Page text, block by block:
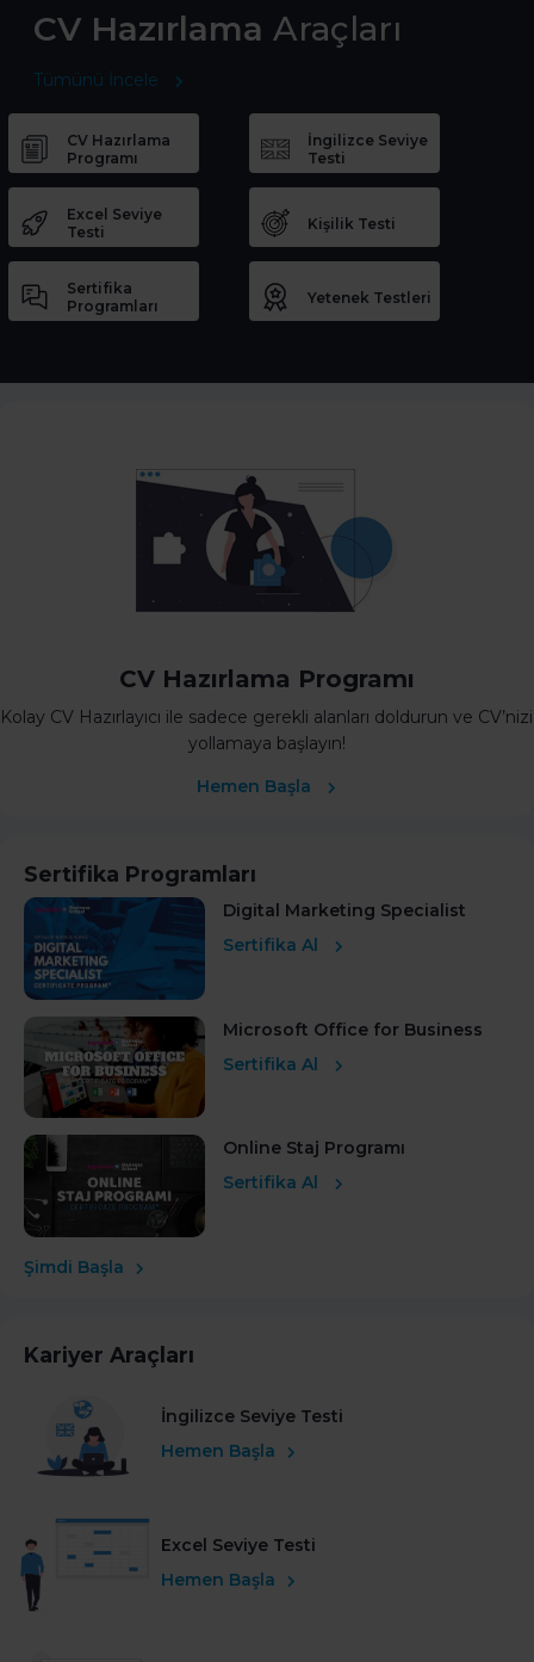
CV Hazırlama Araçları
Tümünü İncele
CV Hazırlama
Programı
İngilizce Seviye
Testi
Excel Seviye
Testi
Kişilik Testi
Sertifika
Programları
Yetenek Testleri
CV Hazırlama Programı
Kolay CV Hazırlayıcı ile sadece gerekli alanları doldurun ve CV’nizi
yollamaya başlayın!
Hemen Başla
Sertifika Programları
Digital Marketing Specialist
Sertifika Al
Microsoft Office for Business
Sertifika Al
Online Staj Programı
Sertifika Al
Şimdi Başla
Kariyer Araçları
İngilizce Seviye Testi
Hemen Başla
Excel Seviye Testi
Hemen Başla